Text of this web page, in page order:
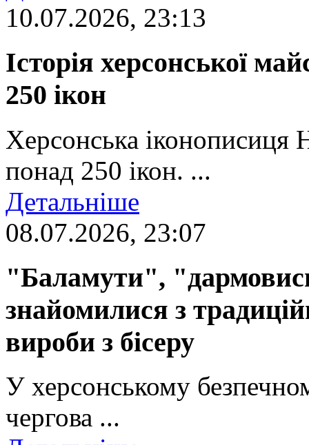
10.07.2026, 23:13
Історія херсонської
250 ікон
Херсонська іконописиця
понад 250 ікон. ...
Детальніше
08.07.2026, 23:07
"Баламути",
знайомилися з
вироби з бісеру
У херсонському
чергова ...